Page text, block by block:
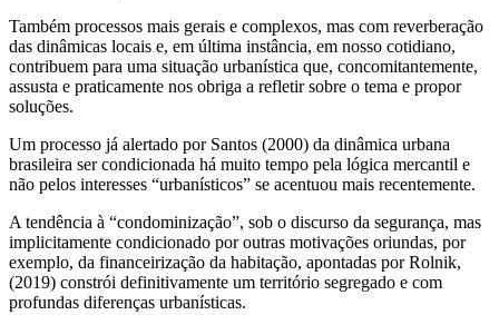
Também processos mais gerais e complexos, mas com reverberação
das dinâmicas locais e, em última instância, em nosso cotidiano,
contribuem para uma situação urbanística que, concomitantemente,
assusta e praticamente nos obriga a refletir sobre o tema e propor
soluções.
Um processo já alertado por Santos (2000) da dinâmica urbana
brasileira ser condicionada há muito tempo pela lógica mercantil e
não pelos interesses “urbanísticos” se acentuou mais recentemente.
A tendência à “condominização”, sob o discurso da segurança, mas
implicitamente condicionado por outras motivações oriundas, por
exemplo, da financeirização da habitação, apontadas por Rolnik,
(2019) constrói definitivamente um território segregado e com
profundas diferenças urbanísticas.